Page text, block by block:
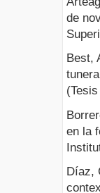
de
Best,
en la
Díaz,